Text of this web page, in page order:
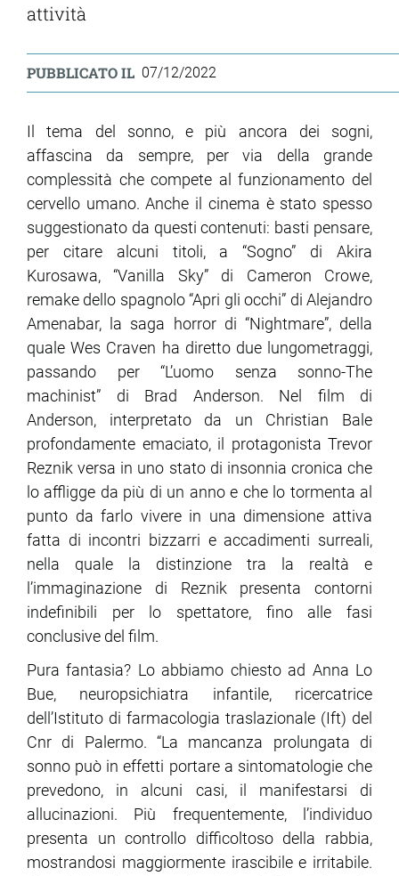
attività
PUBBLICATO IL 07/12/2022
Il tema del sonno, e più ancora dei sogni,
affascina da sempre, per via della grande
complessità che compete al funzionamento del
cervello umano. Anche il cinema è stato spesso
suggestionato da questi contenuti: basti pensare,
per citare alcuni titoli, a “Sogno” di Akira
Kurosawa, “Vanilla Sky” di Cameron Crowe,
remake dello spagnolo “Apri gli occhi” di Alejandro
Amenabar, la saga horror di “Nightmare”, della
quale Wes Craven ha diretto due lungometraggi,
passando per “L’uomo senza sonno-The
machinist” di Brad Anderson. Nel film di
Anderson, interpretato da un Christian Bale
profondamente emaciato, il protagonista Trevor
Reznik versa in uno stato di insonnia cronica che
lo affligge da più di un anno e che lo tormenta al
punto da farlo vivere in una dimensione attiva
fatta di incontri bizzarri e accadimenti surreali,
nella quale la distinzione tra la realtà e
l’immaginazione di Reznik presenta contorni
indefinibili per lo spettatore, fino alle fasi
conclusive del film.
Pura fantasia? Lo abbiamo chiesto ad Anna Lo
Bue, neuropsichiatra infantile, ricercatrice
dell’Istituto di farmacologia traslazionale (Ift) del
Cnr di Palermo. “La mancanza prolungata di
sonno può in effetti portare a sintomatologie che
prevedono, in alcuni casi, il manifestarsi di
allucinazioni. Più frequentemente, l’individuo
presenta un controllo difficoltoso della rabbia,
mostrandosi maggiormente irascibile e irritabile.